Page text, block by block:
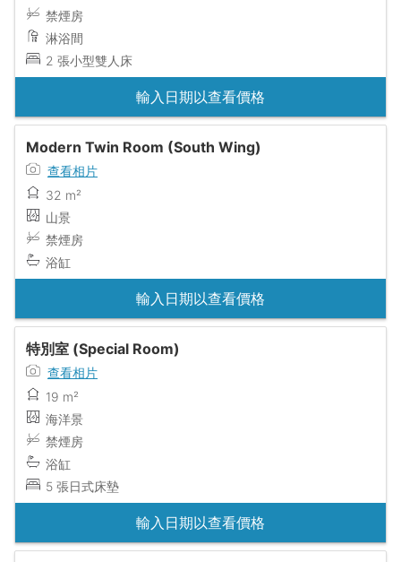
禁煙房
淋浴間
2 張小型雙人床
輸入日期以查看價格
Modern Twin Room (South Wing)
查看相片
32 m²
山景
禁煙房
浴缸
輸入日期以查看價格
特別室 (Special Room)
查看相片
19 m²
海洋景
禁煙房
浴缸
5 張日式床墊
輸入日期以查看價格